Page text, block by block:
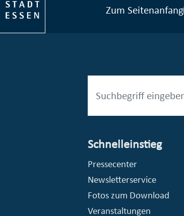
Zum Seitenanfang
Schnelleinstieg
Pressecenter
Newsletterservice
Fotos zum Download
Veranstaltungen
© Stadt Essen, Presse- und Kommunikationsamt